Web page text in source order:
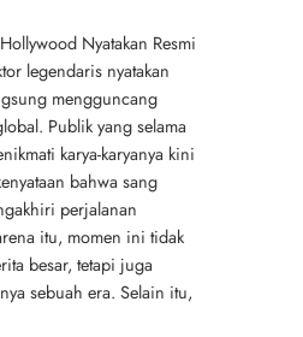
Nyatakan Resmi
legendaris nyatakan
mengguncang
Publik yang selama
karya-karyanya kini
bahwa sang
perjalanan
itu, momen ini tidak
besar, tetapi juga
sebuah era. Selain itu,